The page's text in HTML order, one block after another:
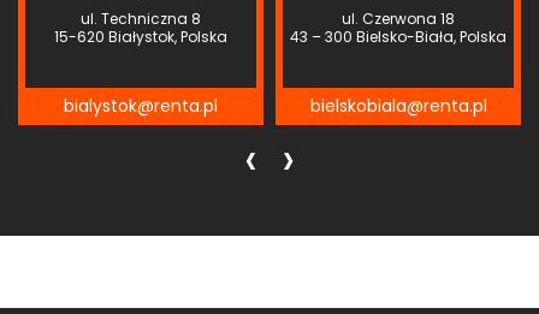
ul. Techniczna 8
15-620 Białystok, Polska
bialystok@renta.pl
ul. Czerwona 18
43 – 300 Bielsko-Biała, Polska
bielskobiala@renta.pl
‹ ›